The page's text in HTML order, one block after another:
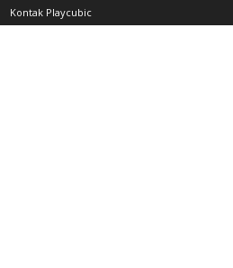
Kontak Playcubic